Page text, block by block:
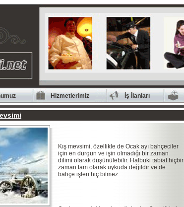
Hizmetlerimiz İş İlanları
Kış mevsimi, özellikle de Ocak ayı bahçeciler
için en durgun ve işin olmadığı bir zaman
dilimi olarak düşünülebilir. Halbuki tabiat hiçbir
zaman tam olarak uykuda değildir ve de
bahçe işleri hiç bitmez.